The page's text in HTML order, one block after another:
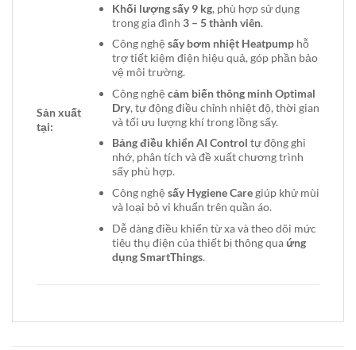
Sản xuất
tại:
Khối lượng sấy 9 kg, phù hợp sử dụng
trong gia đình 3 – 5 thành viên.
Công nghệ sấy bơm nhiệt Heatpump hỗ
trợ tiết kiệm điện hiệu quả, góp phần bảo
vệ môi trường.
Công nghệ cảm biến thông minh Optimal
Dry, tự động điều chỉnh nhiệt độ, thời gian
và tối ưu lượng khí trong lồng sấy.
Bảng điều khiển AI Control tự động ghi
nhớ, phân tích và đề xuất chương trình
sấy phù hợp.
Công nghệ sấy Hygiene Caregiúp khử mùi
và loại bỏ vi khuẩn trên quần áo.
Dễ dàng điều khiển từ xa và theo dõi mức
tiêu thụ điện của thiết bị thông qua ứng
dụng SmartThings.